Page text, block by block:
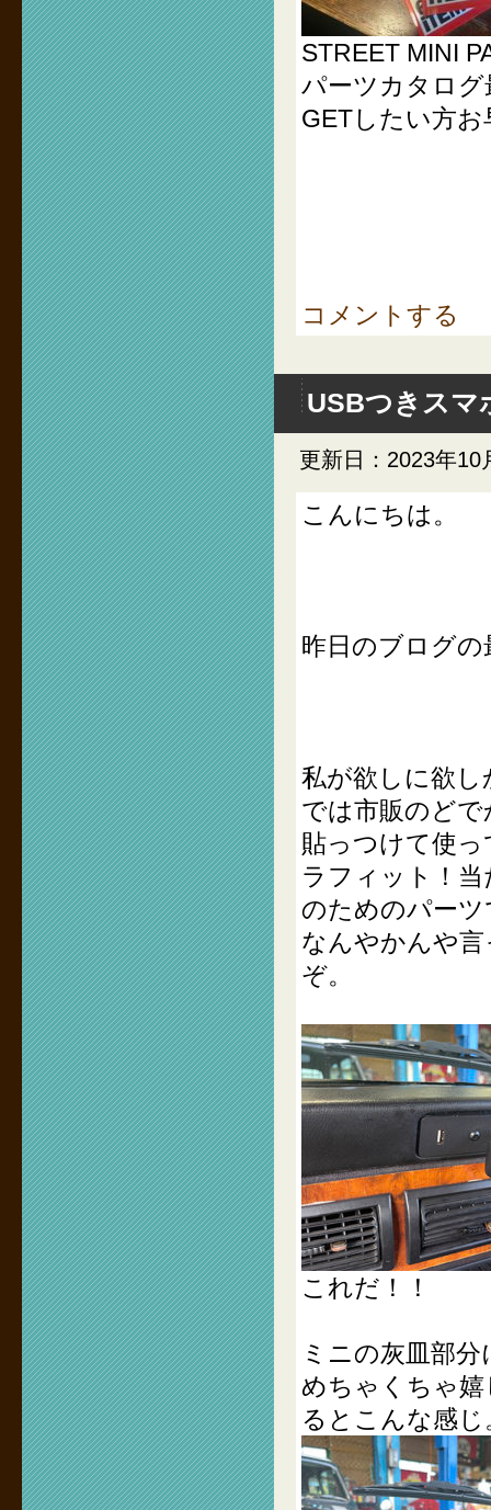
STREET MINI
パーツカタロ
GETしたい方
コメントする
USBつきスマ
更新日：2023年10
こんにちは。
昨日のブログ
私が欲しに欲
では市販のど
貼っつけて使
ラフィット！
のためのパーツ
なんやかんや
ぞ。
これだ！！
ミニの灰皿部
めちゃくちゃ
るとこんな感じ